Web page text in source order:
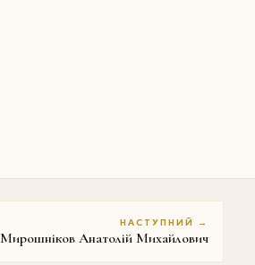
НАСТУПНИЙ →
Мирошніков Анатолій Михайлович